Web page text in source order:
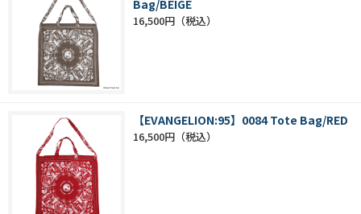
Bag/BEIGE
16,500円
【EVANGELION:95】0084 Tote Bag/RED
16,500円